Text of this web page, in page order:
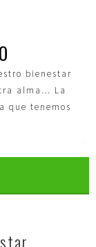
bienestar
alma… La
que tenemos